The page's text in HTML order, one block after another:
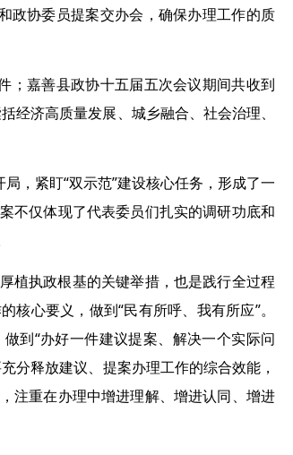
政协委员提案交办会，确保办理工作的质
；嘉善县政协十五届五次会议期间共收到
经济高质量发展、城乡融合、社会治理、
，紧盯“双示范”建设核心任务，形成了一
不仅体现了代表委员们扎实的调研功底和
植执政根基的关键举措，也是践行全过程
心要义，做到“民有所呼、我有所应”。
到“办好一件建议提案、解决一个实际问
分释放建议、提案办理工作的综合效能，
注重在办理中增进理解、增进认同、增进